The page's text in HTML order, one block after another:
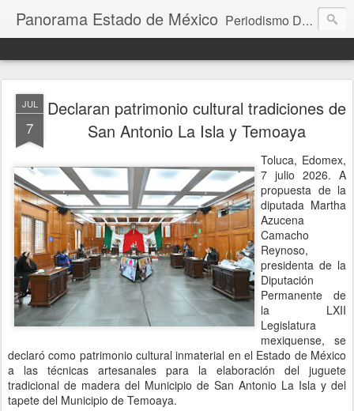
Panorama Estado de México Periodismo Digital
JUL
7
Declaran patrimonio cultural tradiciones de
San Antonio La Isla y Temoaya
Toluca, Edomex,
7 julio 2026. A
propuesta de la
diputada Martha
Azucena
Camacho
Reynoso,
presidenta de la
Diputación
Permanente de
la LXII
Legislatura
mexiquense, se
declaró como patrimonio cultural inmaterial en el Estado de México
a las técnicas artesanales para la elaboración del juguete
tradicional de madera del Municipio de San Antonio La Isla y del
tapete del Municipio de Temoaya.